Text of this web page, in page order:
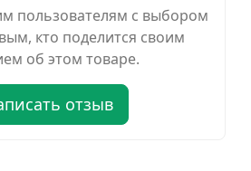
пользователям с выбором
кто поделится своим
об этом товаре.
отзыв